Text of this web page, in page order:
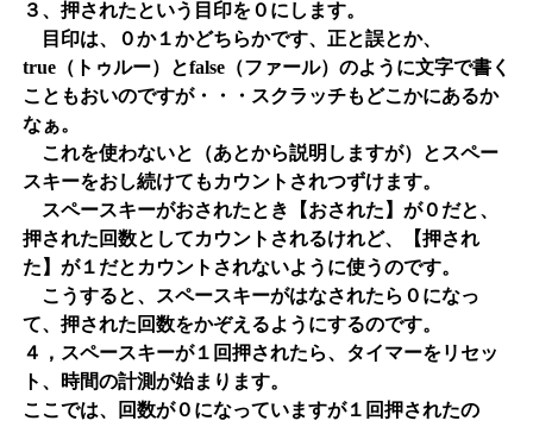
３、押されたという目印を０にします。
目印は、０か１かどちらかです、正と誤とか、
true（トゥルー）とfalse（ファール）のように文字で書く
こともおいのですが・・・スクラッチもどこかにあるか
なぁ。
これを使わないと（あとから説明しますが）とスペー
スキーをおし続けてもカウントされつずけます。
スペースキーがおされたとき【おされた】が０だと、
押された回数としてカウントされるけれど、【押され
た】が１だとカウントされないように使うのです。
こうすると、スペースキーがはなされたら０になっ
て、押された回数をかぞえるようにするのです。
４，スペースキーが１回押されたら、タイマーをリセッ
ト、時間の計測が始まります。
ここでは、回数が０になっていますが１回押されたの